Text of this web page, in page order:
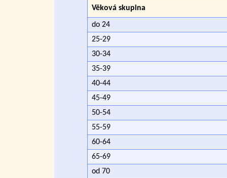
Věková skupina
do 24
25-29
30-34
35-39
40-44
45-49
50-54
55-59
60-64
65-69
od 70